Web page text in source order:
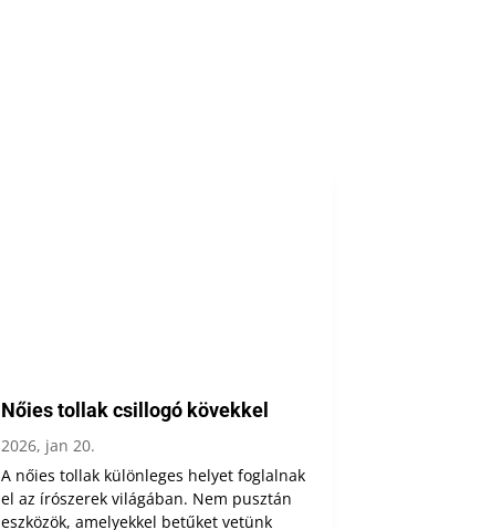
Nőies tollak csillogó kövekkel
2026, jan 20.
A nőies tollak különleges helyet foglalnak
el az írószerek világában. Nem pusztán
eszközök, amelyekkel betűket vetünk